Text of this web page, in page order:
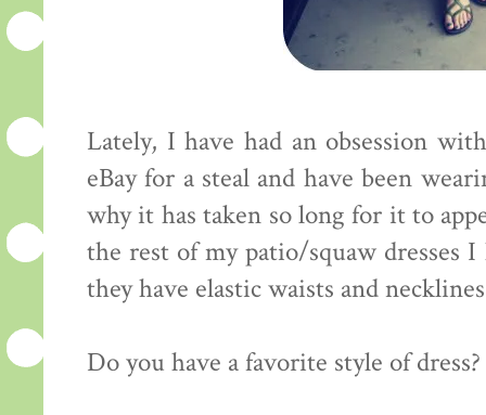
Lately, I have had an obsession
eBay for a steal and have been
why it has taken so long for it to
the rest of my patio/squaw dresses
they have elastic waists and
Do you have a favorite style of dress?